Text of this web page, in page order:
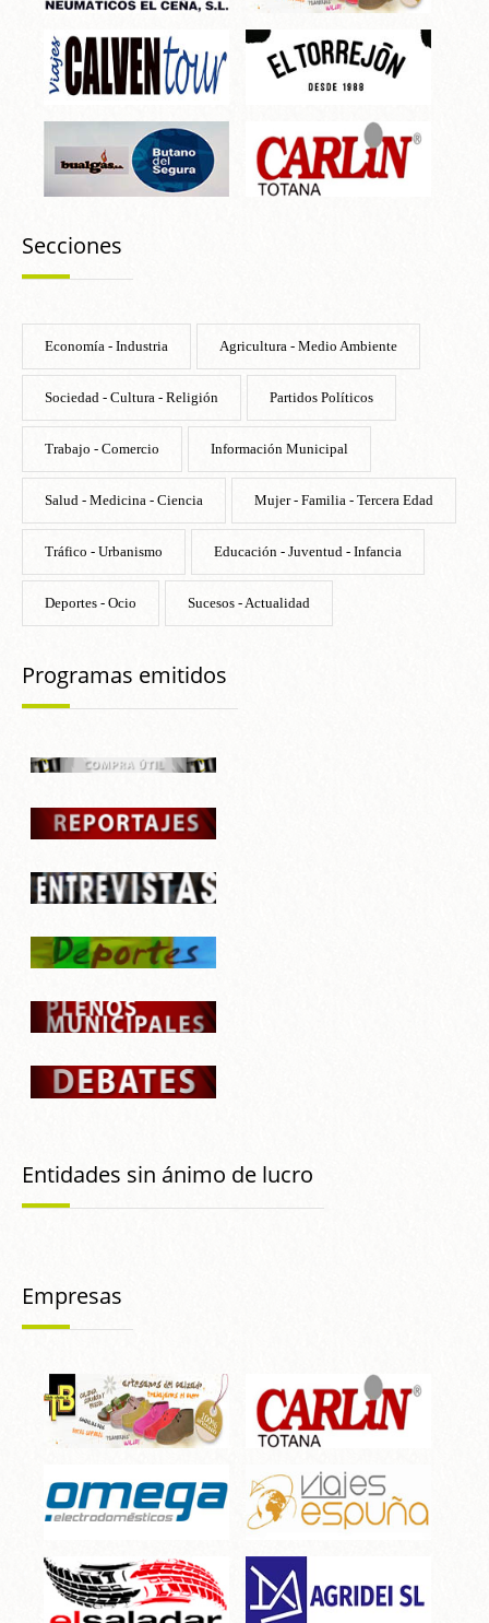
Secciones
Economía - Industria Agricultura - Medio Ambiente
Sociedad - Cultura - Religión Partidos Políticos
Trabajo - Comercio Información Municipal
Salud - Medicina - Ciencia Mujer - Familia - Tercera Edad
Tráfico - Urbanismo Educación - Juventud - Infancia
Deportes - Ocio Sucesos - Actualidad
Programas emitidos
Entidades sin ánimo de lucro
Empresas